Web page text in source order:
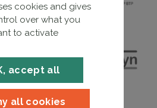
cookies and gives
over what you
to activate
accept all
all cookies